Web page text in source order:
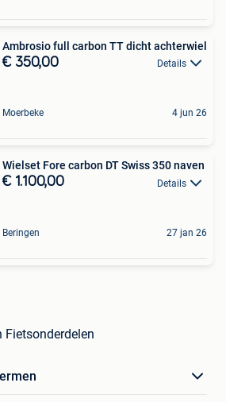
Ambrosio full carbon TT dicht achterwiel
€ 350,00 Details
Moerbeke 4 jun 26
Wielset Fore carbon DT Swiss 350 naven
€ 1.100,00 Details
Beringen 27 jan 26